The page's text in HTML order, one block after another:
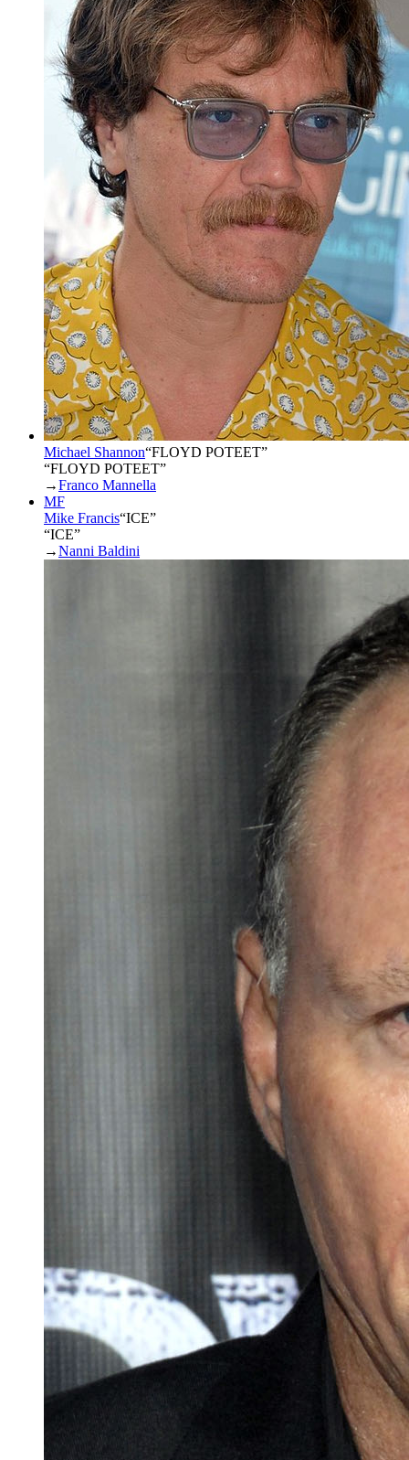
Michael Shannon“FLOYD POTEET”
“FLOYD POTEET”
→Franco Mannella
MF
Mike Francis“ICE”
“ICE”
→Nanni Baldini